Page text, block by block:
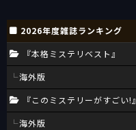
2026年度雑誌ランキング
『本格ミステリベスト』
海外版
『このミステリーがすごい!』
海外版